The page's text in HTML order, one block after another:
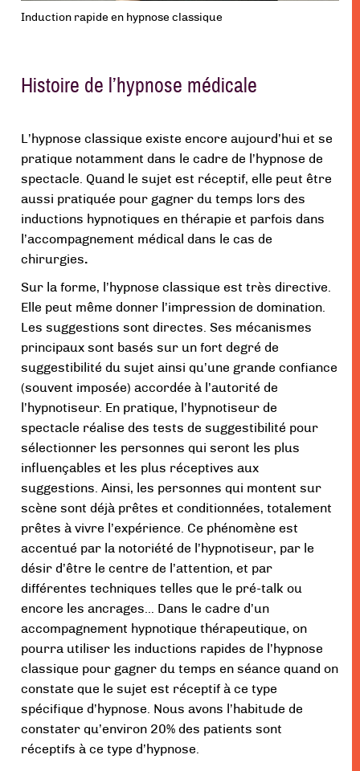
Induction rapide en hypnose classique
Histoire de l’hypnose médicale
L’hypnose classique existe encore aujourd’hui et se
pratique notamment dans le cadre de l’hypnose de
spectacle. Quand le sujet est réceptif, elle peut être
aussi pratiquée pour gagner du temps lors des
inductions hypnotiques en thérapie et parfois dans
l’accompagnement médical dans le cas de
chirurgies.
Sur la forme, l’hypnose classique est très directive.
Elle peut même donner l’impression de domination.
Les suggestions sont directes. Ses mécanismes
principaux sont basés sur un fort degré de
suggestibilité du sujet ainsi qu’une grande confiance
(souvent imposée) accordée à l’autorité de
l’hypnotiseur. En pratique, l’hypnotiseur de
spectacle réalise des tests de suggestibilité pour
sélectionner les personnes qui seront les plus
influençables et les plus réceptives aux
suggestions. Ainsi, les personnes qui montent sur
scène sont déjà prêtes et conditionnées, totalement
prêtes à vivre l’expérience. Ce phénomène est
accentué par la notoriété de l’hypnotiseur, par le
désir d’être le centre de l’attention, et par
différentes techniques telles que le pré-talk ou
encore les ancrages… Dans le cadre d’un
accompagnement hypnotique thérapeutique, on
pourra utiliser les inductions rapides de l’hypnose
classique pour gagner du temps en séance quand on
constate que le sujet est réceptif à ce type
spécifique d’hypnose. Nous avons l’habitude de
constater qu’environ 20% des patients sont
réceptifs à ce type d’hypnose.